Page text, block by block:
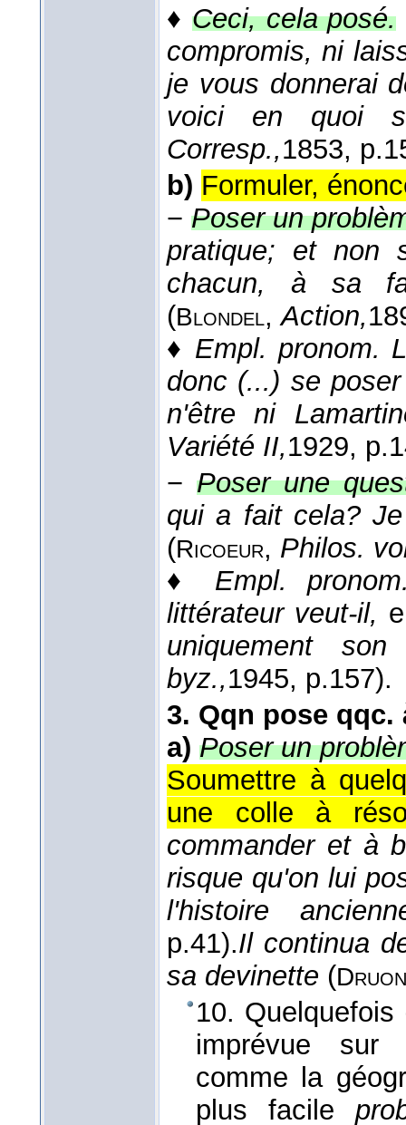
♦ Ceci, cela posé.
compromis, ni
je vous donnerai
voici en quoi
Corresp.,1853,
b) Formuler,
−Poser un
pratique; et non
chacun, à sa
(Blondel,Action,
♦ Empl. pronom.
donc (...) se
n'être ni
Variété II,1929,
−Poser une
qui a fait cela?
(Ricoeur, Philos.
♦ Empl.
littérateur veut-il,
uniquement
byz.,1945, p.157).
3. Qqn pose qqc.
a) Poser un
Soumettre à
une colle à
commander et à
risque qu'on lui
l'histoire
p.41).Il continua
sa devinette (Druon
10.
imprévue sur
comme la
plus facile